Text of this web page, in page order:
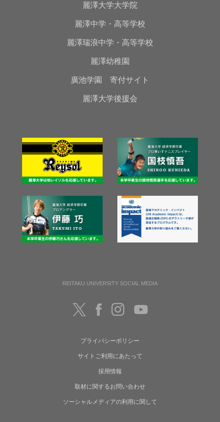
麗澤大学大学院
麗澤中学・高等学校
麗澤瑞浪中学・高等学校
麗澤幼稚園
廣池学園 寄付サイト
麗澤大学後援会
REITAKU UNIVERSITY SOCIAL MEDIA
プライバシーポリシー
サイトご利用にあたって
採用情報
取材に関するお問い合わせ
ソーシャルメディアの利用に関して